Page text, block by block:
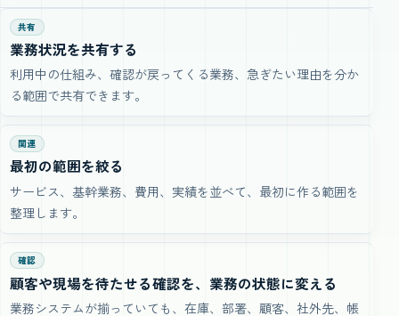
共有
業務状況を共有する
利用中の仕組み、確認が戻ってくる業務、急ぎたい理由を分か
る範囲で共有できます。
関連
最初の範囲を絞る
サービス、基幹業務、費用、実績を並べて、最初に作る範囲を
整理します。
確認
顧客や現場を待たせる確認を、業務の状態に変える
業務システムが揃っていても、在庫、部署、顧客、社外先、帳